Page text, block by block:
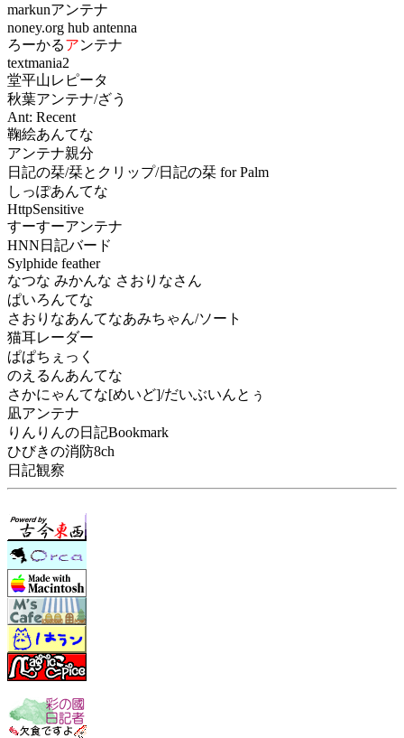
markunアンテナ
noney.org hub antenna
ろーかるアンテナ
textmania2
堂平山レピータ
秋葉アンテナ/ざう
Ant: Recent
鞠絵あんてな
アンテナ親分
日記の栞/栞とクリップ/日記の栞 for Palm
しっぽあんてな
HttpSensitive
すーすーアンテナ
HNN日記バード
Sylphide feather
なつな みかんな さおりなさん
ぱいろんてな
さおりなあんてなあみちゃん/ソート
猫耳レーダー
ぱぱちぇっく
のえるんあんてな
さかにゃんてな[めいど]/だいぶいんとぅ
凪アンテナ
りんりんの日記Bookmark
ひびきの消防8ch
日記観察